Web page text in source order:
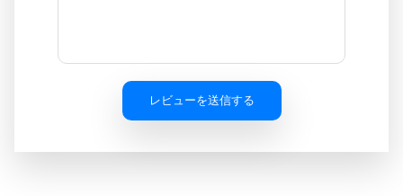
レビューを送信する